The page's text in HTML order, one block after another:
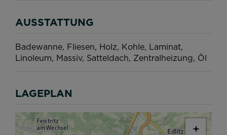
AUSSTATTUNG
Badewanne Fliesen Holz Kohle Laminat
Linoleum Massiv Satteldach Zentralheizung Öl
LAGEPLAN
+